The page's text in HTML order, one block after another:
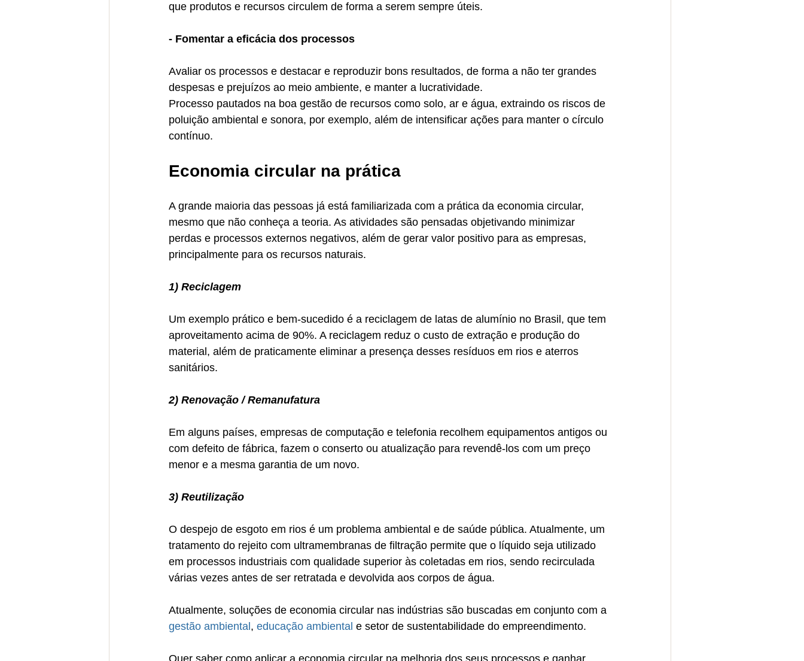
que produtos e recursos circulem de forma a serem sempre úteis.
- Fomentar a eficácia dos processos
Avaliar os processos e destacar e reproduzir bons resultados, de forma a não ter grandes
despesas e prejuízos ao meio ambiente, e manter a lucratividade.
Processo pautados na boa gestão de recursos como solo, ar e água, extraindo os riscos de
poluição ambiental e sonora, por exemplo, além de intensificar ações para manter o círculo
contínuo.
Economia circular na prática
A grande maioria das pessoas já está familiarizada com a prática da economia circular,
mesmo que não conheça a teoria. As atividades são pensadas objetivando minimizar
perdas e processos externos negativos, além de gerar valor positivo para as empresas,
principalmente para os recursos naturais.
1) Reciclagem
Um exemplo prático e bem-sucedido é a reciclagem de latas de alumínio no Brasil, que tem
aproveitamento acima de 90%. A reciclagem reduz o custo de extração e produção do
material, além de praticamente eliminar a presença desses resíduos em rios e aterros
sanitários.
2) Renovação / Remanufatura
Em alguns países, empresas de computação e telefonia recolhem equipamentos antigos ou
com defeito de fábrica, fazem o conserto ou atualização para revendê-los com um preço
menor e a mesma garantia de um novo.
3) Reutilização
O despejo de esgoto em rios é um problema ambiental e de saúde pública. Atualmente, um
tratamento do rejeito com ultramembranas de filtração permite que o líquido seja utilizado
em processos industriais com qualidade superior às coletadas em rios, sendo recirculada
várias vezes antes de ser retratada e devolvida aos corpos de água.
Atualmente, soluções de economia circular nas indústrias são buscadas em conjunto com a
gestão ambiental , educação ambiental e setor de sustentabilidade do empreendimento.